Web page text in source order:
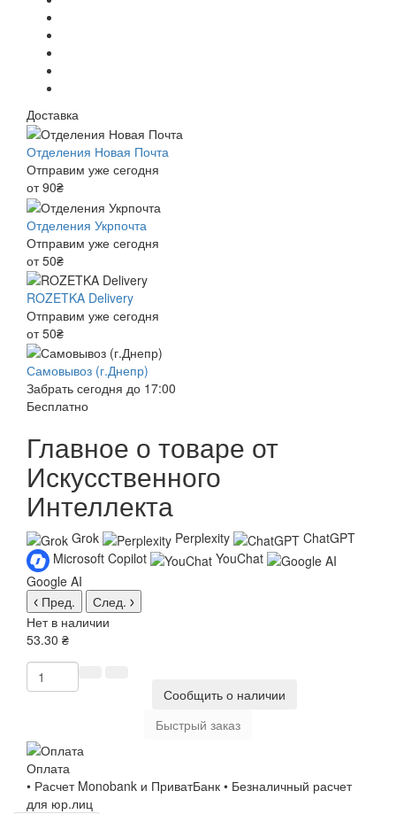
Доставка
Отделения Новая Почта
Отправим уже сегодня
от 90₴
Отделения Укрпочта
Отправим уже сегодня
от 50₴
ROZETKA Delivery
Отправим уже сегодня
от 50₴
Самовывоз (г.Днепр)
Забрать сегодня до 17:00
Бесплатно
Главное о товаре от
Искусственного
Интеллекта
Grok Perplexity
ChatGPT
Microsoft Copilot
YouChat
Google AI
Пред.
След.
Нет в наличии
53.30 ₴
Сообщить о наличии
Быстрый заказ
Оплата
• Расчет Monobank и ПриватБанк • Безналичный расчет
для юр.лиц